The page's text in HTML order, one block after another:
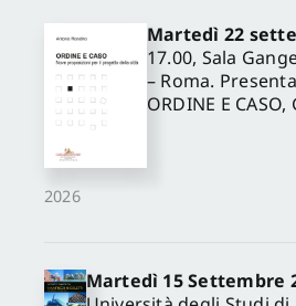
2026
Martedì 22
17.00, Sala
– Roma.
ORDINE E
Martedì 15 Settembre